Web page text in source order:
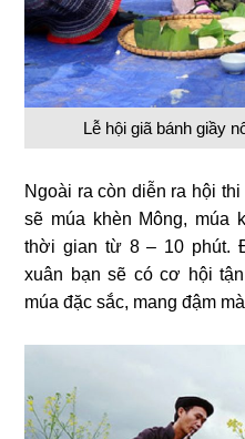
Lễ hội giã bánh giầy
Ngoài ra còn diễn ra hội
sẽ múa khèn Mông, múa
thời gian từ 8 – 10 phút.
xuân bạn sẽ có cơ hội
múa đặc sắc, mang đậm